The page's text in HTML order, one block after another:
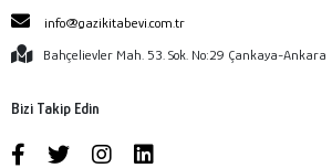
info@gazikitabevi.com.tr
Bahçelievler Mah. 53. Sok. No:29 Çankaya-Ankara
Bizi Takip Edin